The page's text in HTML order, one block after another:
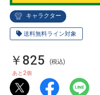
キャラクター
送料無料ライン対象
￥825 (税込)
あと 2個